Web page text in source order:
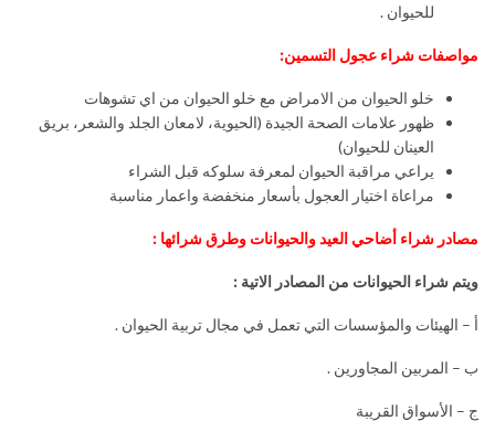
للحيوان .
مواصفات شراء عجول التسمين:
خلو الحيوان من الامراض مع خلو الحيوان من اي تشوهات
ظهور علامات الصحة الجيدة (الحيوية، لامعان الجلد والشعر، بريق
العينان للحيوان)
يراعي مراقبة الحيوان لمعرفة سلوكه قبل الشراء
مراعاة اختيار العجول بأسعار منخفضة واعمار مناسبة
مصادر شراء أضاحي العيد والحيوانات وطرق شرائها :
ويتم شراء الحيوانات من المصادر الاتية :
أ – الهيئات والمؤسسات التي تعمل في مجال تربية الحيوان .
ب – المربين المجاورين .
ج – الأسواق القريبة